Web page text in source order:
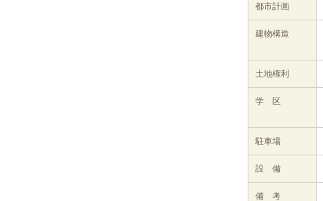
都市計画
建物構造
土地権利
学 区
駐車場
設 備
備 考